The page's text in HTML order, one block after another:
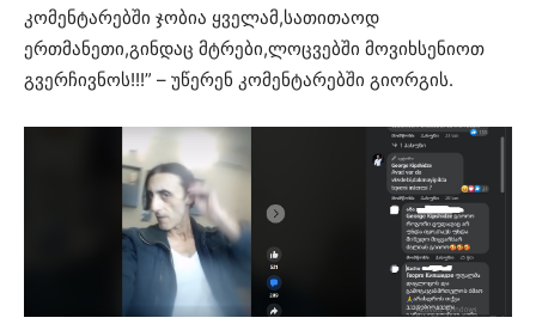
კომენტარებში ჯობია ყველამ,სათითაოდ
ერთმანეთი,გინდაც მტრები,ლოცვებში მოვიხსენიოთ
გვერჩივნოს!!!” – უწერენ კომენტარებში გიორგის.